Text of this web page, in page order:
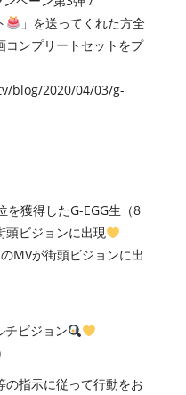
」を送ってくれた方全
コンプリートセットをプ
blog/2020/04/03/g-
を獲得したG-EGG生（8
頭ビジョンに出現
MVが街頭ビジョンに出
チビジョン
指示に従って行動をお